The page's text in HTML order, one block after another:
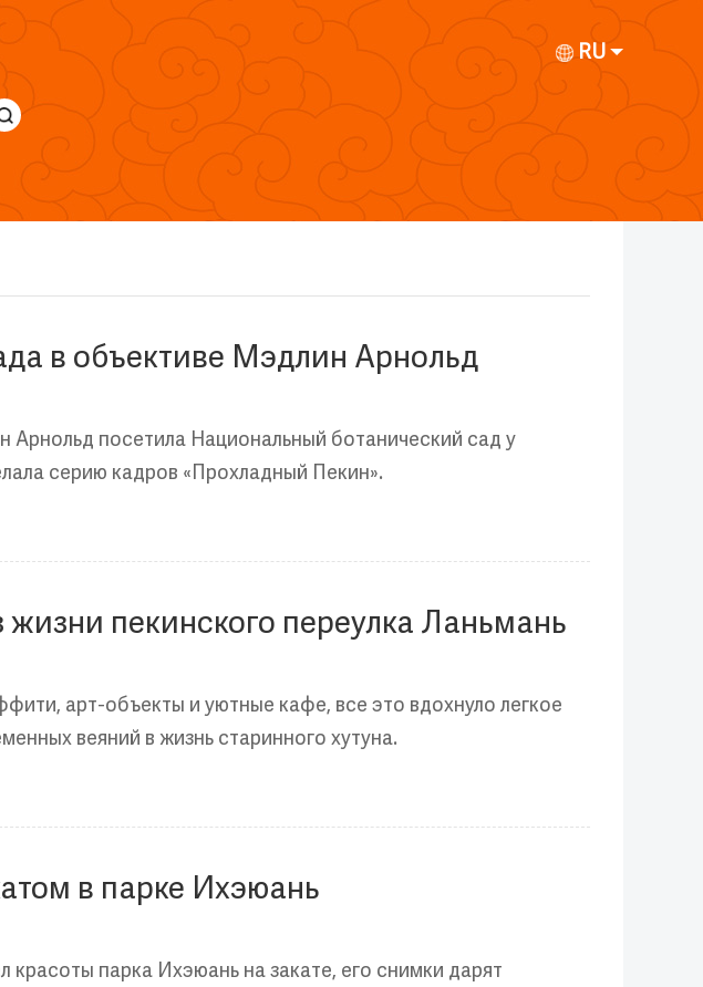
RU
в объективе Мэдлин Арнольд
Арнольд посетила Национальный ботанический сад у
серию кадров «Прохладный Пекин».
пекинского переулка Ланьмань
арт-объекты и уютные кафе, все это вдохнуло легкое
веяний в жизнь старинного хутуна.
в парке Ихэюань
красоты парка Ихэюань на закате, его снимки дарят